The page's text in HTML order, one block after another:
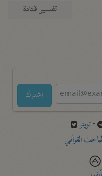
تفسير قتادة
اشترك
•تويتر
القرآني